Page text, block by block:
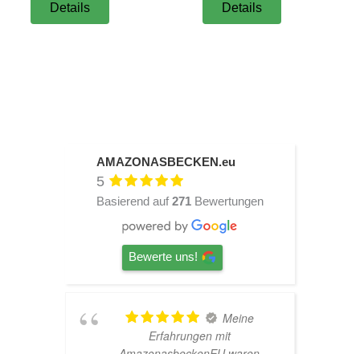
Details Details
AMAZONASBECKEN.eu
5
Basierend auf 271 Bewertungen
Bewerte uns!
TOP
Hardscape im Laden und sehr